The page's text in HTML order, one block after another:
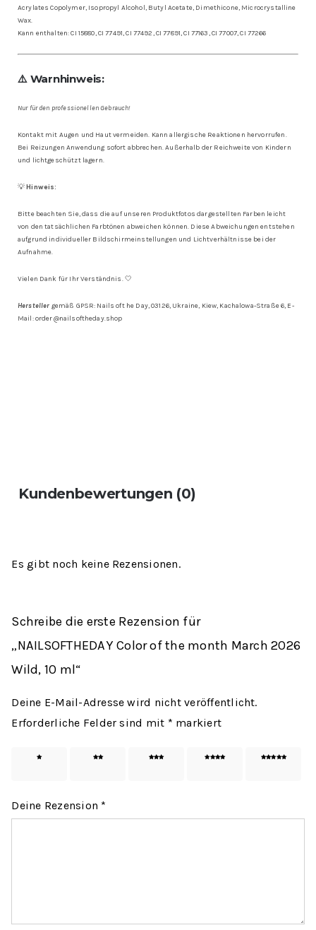
Acrylates Copolymer, Isopropyl Alcohol, Butyl Acetate, Dimethicone, Microcrystalline
Wax.
Kann enthalten: CI 15880, CI 77491, CI 77492, CI 77891, CI 77163, CI 77007, CI 77266
⚠️ Warnhinweis:
Nur für den professionellen Gebrauch!
Kontakt mit Augen und Haut vermeiden. Kann allergische Reaktionen hervorrufen.
Bei Reizungen Anwendung sofort abbrechen. Außerhalb der Reichweite von Kindern
und lichtgeschützt lagern.
💡Hinweis:
Bitte beachten Sie, dass die auf unseren Produktfotos dargestellten Farben leicht
von den tatsächlichen Farbtönen abweichen können. Diese Abweichungen entstehen
aufgrund individueller Bildschirmeinstellungen und Lichtverhältnisse bei der
Aufnahme.
Vielen Dank für Ihr Verständnis. 🤍
Hersteller gemäß GPSR: Nails oft he Day, 03126, Ukraine, Kiew, Kachalowa-Straße 6, E-
Mail: order@nailsoftheday.shop
Kundenbewertungen (0)
Es gibt noch keine Rezensionen.
Schreibe die erste Rezension für
„NAILSOFTHEDAY Color of the month March 2026
Wild, 10 ml“
Deine E-Mail-Adresse wird nicht veröffentlicht.
Erforderliche Felder sind mit * markiert
1 von
2 von
3 von
4 von
5 von
Deine Rezension *